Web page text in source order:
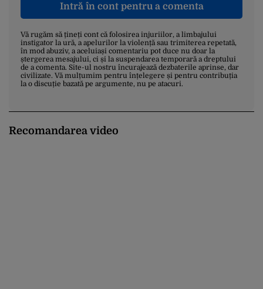
Intră în cont pentru a comenta
Vă rugăm să țineți cont că folosirea injuriilor, a limbajului
instigator la ură, a apelurilor la violență sau trimiterea repetată,
în mod abuziv, a aceluiași comentariu pot duce nu doar la
ștergerea mesajului, ci și la suspendarea temporară a dreptului
de a comenta. Site-ul nostru încurajează dezbaterile aprinse, dar
civilizate. Vă mulțumim pentru înțelegere și pentru contribuția
la o discuție bazată pe argumente, nu pe atacuri.
Recomandarea video